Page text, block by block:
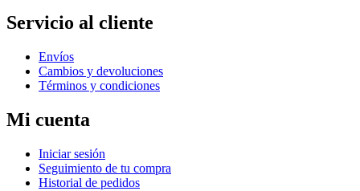
Servicio al cliente
Envíos
Cambios y devoluciones
Términos y condiciones
Mi cuenta
Iniciar sesión
Seguimiento de tu compra
Historial de pedidos